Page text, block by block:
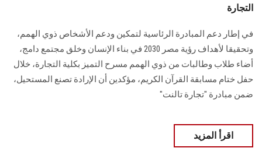
الزائـرون
سجل الان
التجارة
في إطار دعم المبادرة الرئاسية لتمكين ودعم الأشخاص ذوي الهمم،
وتحقيقا لأهداف رؤية مصر 2030 في بناء الإنسان وخلق مجتمع دامج،
أضاء طلاب وطالبات من ذوي الهمم مسرح التميز بكلية التجارة، خلال
حفل ختام مسابقة القرآن الكريم، مؤكدين أن الإرادة تصنع المستحيل،
ضمن مبادرة "تجارة تالنت"
اقرأ المزيد